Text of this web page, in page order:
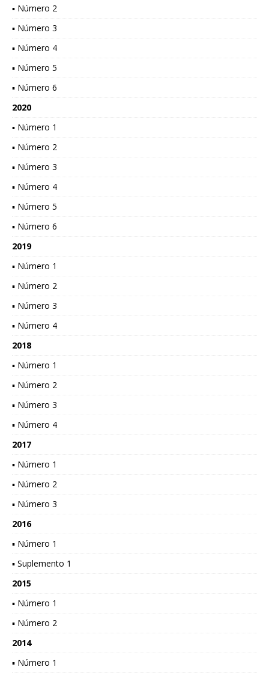
▪ Número 2
▪ Número 3
▪ Número 4
▪ Número 5
▪ Número 6
2020
▪ Número 1
▪ Número 2
▪ Número 3
▪ Número 4
▪ Número 5
▪ Número 6
2019
▪ Número 1
▪ Número 2
▪ Número 3
▪ Número 4
2018
▪ Número 1
▪ Número 2
▪ Número 3
▪ Número 4
2017
▪ Número 1
▪ Número 2
▪ Número 3
2016
▪ Número 1
▪ Suplemento 1
2015
▪ Número 1
▪ Número 2
2014
▪ Número 1